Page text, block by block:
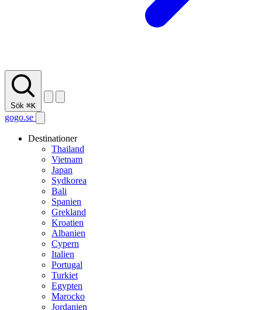
Sök ⌘K
gogo.se
Destinationer
Thailand
Vietnam
Japan
Sydkorea
Bali
Spanien
Grekland
Kroatien
Albanien
Cypern
Italien
Portugal
Turkiet
Egypten
Marocko
Jordanien